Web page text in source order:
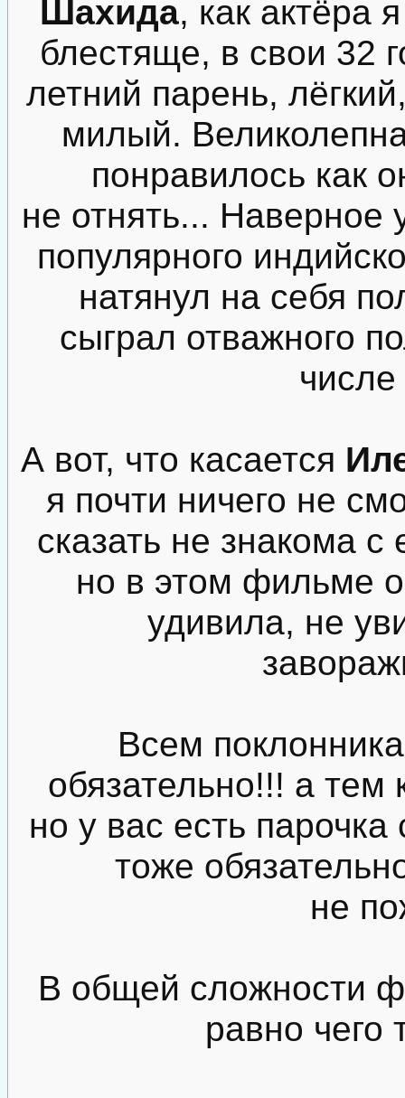
Шахида, как актёра
блестяще, в свои 32
летний парень,
милый.
понравилось как
не отнять... Наверное
популярного
натянул на себя
сыграл отважного
А вот, что касается
я почти ничего не
сказать не знакома
но в этом фильме
удивила, не
Всем
обязательно!!! а тем
но у вас есть
тоже
не
В общей сложности
равно чего